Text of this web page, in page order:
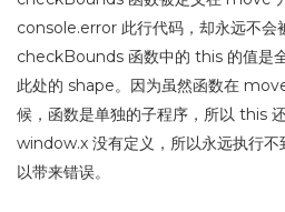
console.error 此行代码，却永远不会
checkBounds 函数中的 this 的值是
此处的 shape。因为虽然函数在
候，函数是单独的子程序，所以 this
window.x 没有定义，所以永远执行不
以带来错误。